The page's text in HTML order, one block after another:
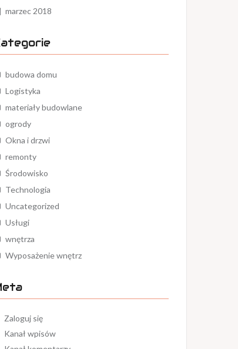
marzec 2018
budowa domu
Logistyka
materiały budowlane
ogrody
Okna i drzwi
remonty
Środowisko
Technologia
Uncategorized
Usługi
wnętrza
Wyposażenie wnętrz
Zaloguj się
Kanał wpisów